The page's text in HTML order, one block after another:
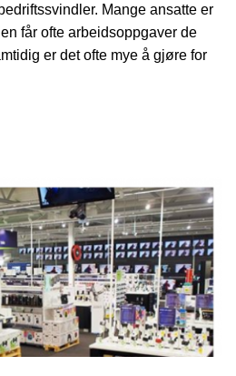
Mange ansatte er
får ofte arbeidsoppgaver de
er det ofte mye å gjøre for